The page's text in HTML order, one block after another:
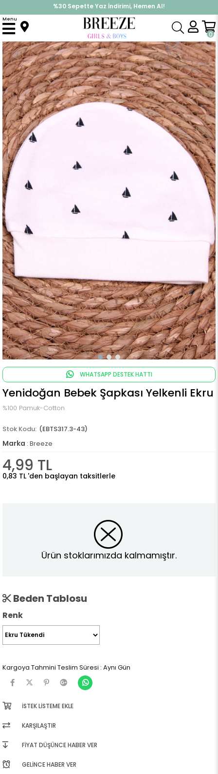
%30 Sepette Yaz İndirimi, Hemen Al!
İndirimlere ek %10 İndirimi Kap, Hemen Üye Ol!
0
Menu
Anasayfa Şapka
WHATSAPP DESTEK HATTI
Yenidoğan Bebek Şapkası Yelkenli Ekru
%100 Pamuk-Cotton
(EBTS317.3-43)
Marka : Breeze
4,99 TL
0,83 TL 'den başlayan taksitlerle
Ürün stoklarımızda kalmamıştır.
Beden Tablosu
Renk
Kargoya Tahmini Teslim Süresi : Aynı Gün
İSTEK LISTEME EKLE
KARŞILAŞTIR
FIYAT DÜŞÜNCE HABER VER
GELINCE HABER VER